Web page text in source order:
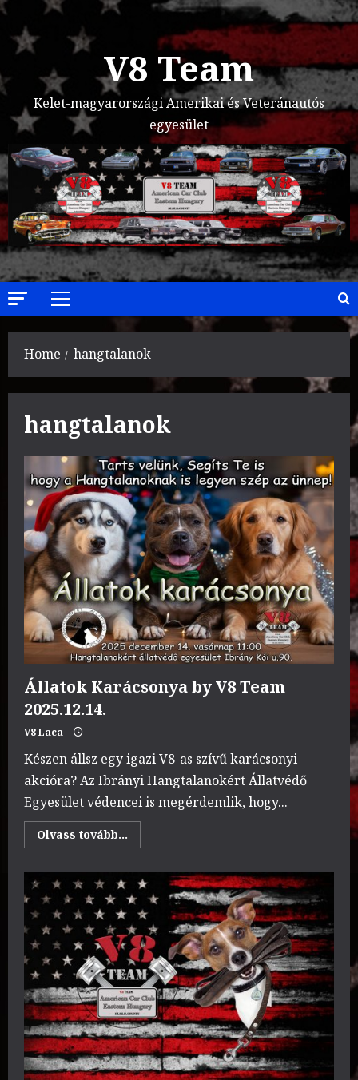
Skip
content
V8 Team
Kelet-magyarországi Amerikai és Veteránautós
egyesület
Primary
Home hangtalanok
hangtalanok
Állatok Karácsonya by V8 Team
2025.12.14.
V8 Laca
Készen állsz egy igazi V8-as szívű karácsonyi
akcióra? Az Ibrányi Hangtalanokért Állatvédő
Egyesület védencei is megérdemlik, hogy...
Olvass tovább...
more
Karácsonya
by
V8
Team
2025.12.14.